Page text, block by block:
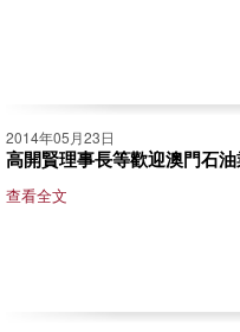
2014年05月23日
高開賢理事長等歡迎澳門石
查看全文